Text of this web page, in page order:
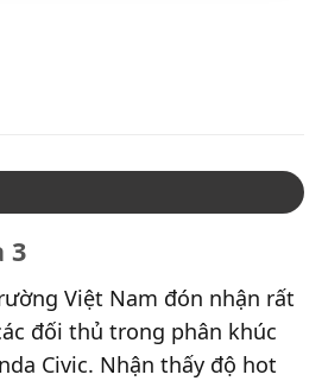
3
Việt Nam đón nhận rất
đối thủ trong phân khúc
Civic. Nhận thấy độ hot